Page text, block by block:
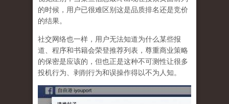
的时候，用户已很难区别这是品质排名还是竞价
的结果。
社交网络也一样， 用户无法知道为什么某些报
道、程序和书籍会荣登推荐列表，尊重商业策略
的保密是应该的，但也正是这种不可测性让很多
投机行为、剥削行为和误操作得以不为人知。